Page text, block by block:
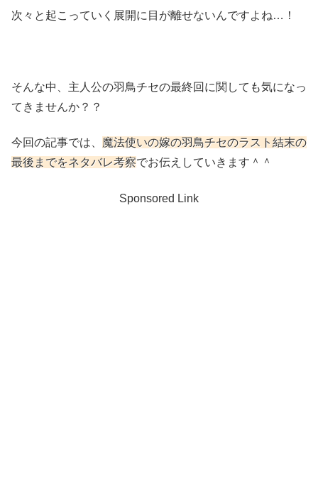
次々と起こっていく展開に目が離せないんですよね…！
そんな中、主人公の羽鳥チセの最終回に関しても気になっ
てきませんか？？
今回の記事では、 魔法使いの嫁の羽鳥チセのラスト結末の
最後までをネタバレ考察でお伝えしていきます＾＾
Sponsored Link